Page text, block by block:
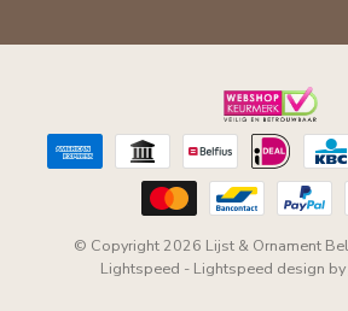
© Copyright 2026 Lijst & Ornament
Lightspeed - Lightspeed design by